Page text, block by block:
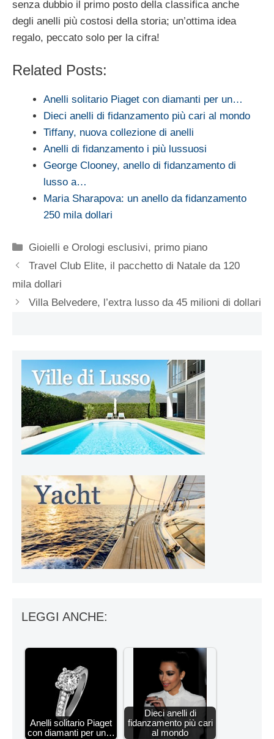
senza dubbio il primo posto della classifica anche
degli anelli più costosi della storia; un’ottima idea
regalo, peccato solo per la cifra!
Related Posts:
Anelli solitario Piaget con diamanti per un…
Dieci anelli di fidanzamento più cari al mondo
Tiffany, nuova collezione di anelli
Anelli di fidanzamento i più lussuosi
George Clooney, anello di fidanzamento di
lusso a…
Maria Sharapova: un anello da fidanzamento
250 mila dollari
Categorie
Gioielli e Orologi esclusivi, primo piano
Travel Club Elite, il pacchetto di Natale da 120
mila dollari
Villa Belvedere, l’extra lusso da 45 milioni di dollari
LEGGI ANCHE:
Anelli solitario Piaget
con diamanti per un…
Dieci anelli di
fidanzamento più cari
al mondo